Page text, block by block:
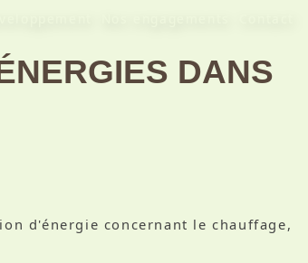
DANS
d'énergie concernant le chauffage,